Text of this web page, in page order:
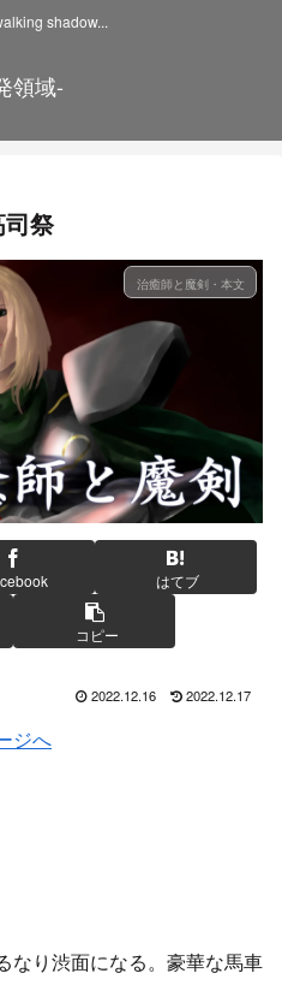
shadow...
領域-
祭
治癒師と魔剣・本文
はてブ
コピー
2022.12.16 2022.12.17
ジへ
なり渋面になる。豪華な馬車